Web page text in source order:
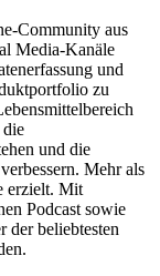
Community aus
Media-Kanäle
und
zu
die
und die
Mehr als
erzielt. Mit
Podcast sowie
der beliebtesten